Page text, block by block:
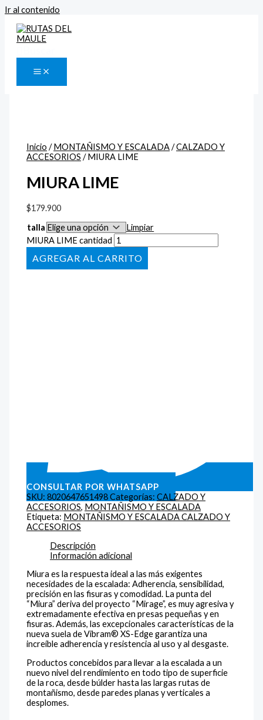
Ir al contenido
Inicio /MONTAÑISMO Y ESCALADA/CALZADO Y
ACCESORIOS / MIURA LIME
MIURA LIME
$179.900
talla
Limpiar
MIURA LIME cantidad
AÑADIR AL CARRITO
CONSULTAR POR WHATSAPP
SKU:8020647651498Categorías:CALZADO Y
ACCESORIOS, MONTAÑISMO Y ESCALADA
Etiqueta: MONTAÑISMO Y ESCALADA CALZADO Y
ACCESORIOS
Descripción
Información adicional
Miura es la respuesta ideal a las más exigentes
necesidades de la escalada: Adherencia, sensibilidad,
precisión en las fisuras y comodidad. La punta del
“Miura” deriva del proyecto “Mirage”, es muy agresiva y
extremadamente efectiva en presas pequeñas y en
fisuras. Además, las excepcionales características de la
nueva suela de Vibram® XS-Edge garantiza una
increíble adherencia y resistencia al uso y al desgaste.
Productos concebidos para llevar a la escalada a un
nuevo nivel del rendimiento en todo tipo de superficie
de la roca, desde búlder hasta las largas rutas de
montañismo, desde paredes planas y verticales a
desplomes.